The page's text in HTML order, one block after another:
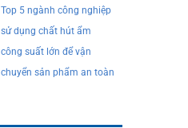
Top 5 ngành công nghiệp
sử dụng chất hút ẩm
công suất lớn để vận
chuyển sản phẩm an toàn